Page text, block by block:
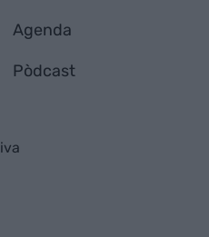
Agenda
Pòdcast